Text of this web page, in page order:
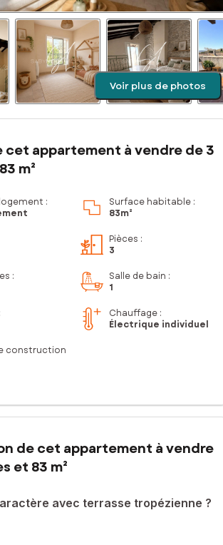
Voir plus de photos
cet appartement à vendre de 3
m²
:
Surface habitable :
83m²
Pièces :
3
:
Salle de bain :
1
Chauffage :
Électrique individuel
construction
de cet appartement à vendre
et 83 m²
avec terrasse tropézienne ?
vous présente au cœur du charmant